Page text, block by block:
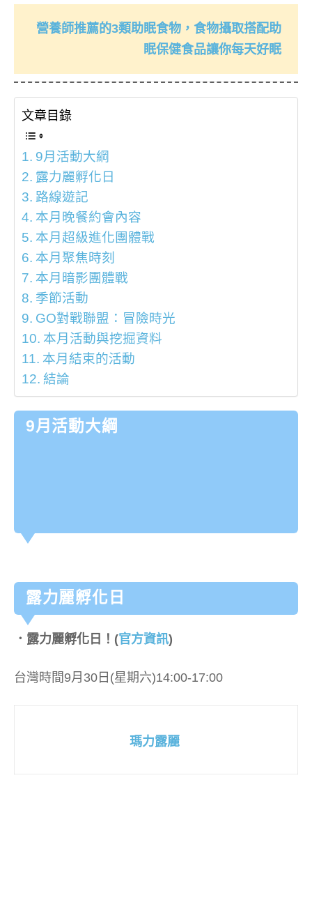
營養師推薦的3類助眠食物，食物攝取搭配助
眠保健食品讓你每天好眠
文章目錄
9月活動大綱
露力麗孵化日
路線遊記
本月晚餐約會內容
本月超級進化團體戰
本月聚焦時刻
本月暗影團體戰
季節活動
GO對戰聯盟：冒險時光
本月活動與挖掘資料
本月結束的活動
結論
9月活動大綱
露力麗孵化日
．露力麗孵化日！(官方資訊)
台灣時間9月30日(星期六)14:00-17:00
瑪力露麗